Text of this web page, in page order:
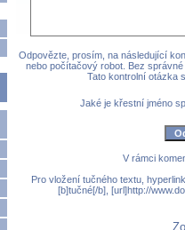
Odpovězte, prosím, na následující
nebo počítačový robot. Bez
Tato kontrolní otázka
Jaké je křestní jméno
V rámci
Pro vložení tučného textu,
[b]tučné[/b], [url]http://